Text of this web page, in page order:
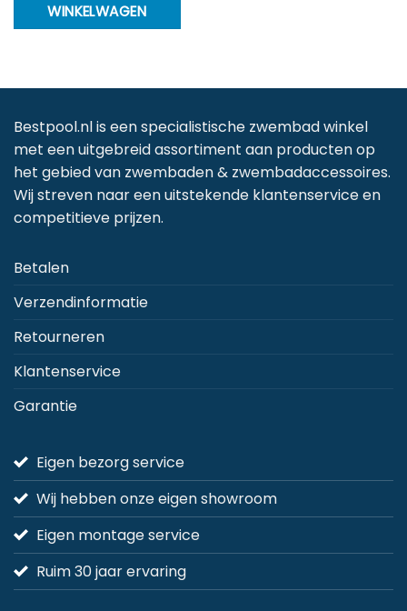
WINKELWAGEN
Bestpool.nl is een specialistische zwembad winkel
met een uitgebreid assortiment aan producten op
het gebied van zwembaden & zwembadaccessoires.
Wij streven naar een uitstekende klantenservice en
competitieve prijzen.
Betalen
Verzendinformatie
Retourneren
Klantenservice
Garantie
Eigen bezorg service
Wij hebben onze eigen showroom
Eigen montage service
Ruim 30 jaar ervaring